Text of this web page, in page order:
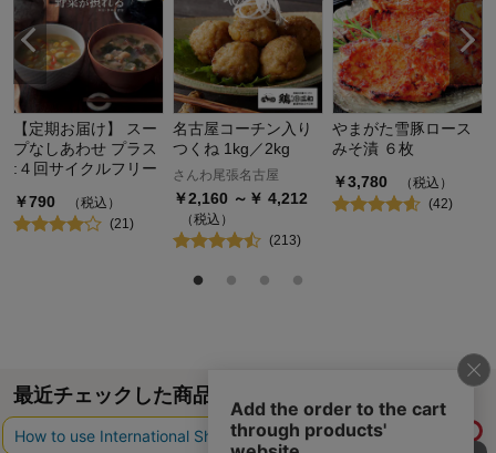
【定期お届け】 スー
プなしあわせ プラス
:４回サイクルフリー
￥790
（税込）
(21)
名古屋コーチン入り
つくね 1kg／2kg
さんわ尾張名古屋
￥2,160 ～￥ 4,212
（税込）
(213)
やまがた雪豚ロース
みそ漬 ６枚
￥3,780
（税込）
(42)
最近チェックした商品
履歴情報を残す